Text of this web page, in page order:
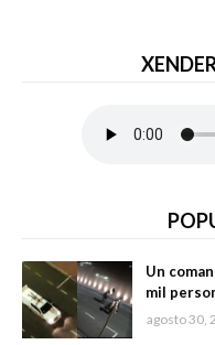
Un
mil
agosto 30,